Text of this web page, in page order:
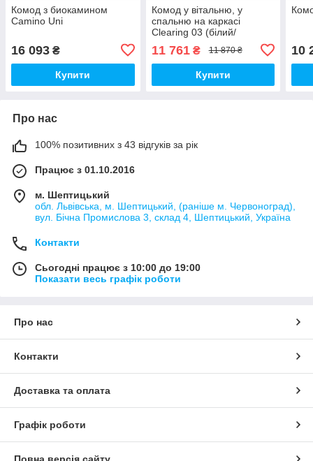
Комод з биокамином
Camino Uni
16 093 ₴
Купити
Комод у вітальню, у
спальню на каркасі
Clearing 03 (білий/
11 761₴ 11 870 ₴
Купити
10
Про нас
100% позитивних з 43 відгуків за рік
Працює з 01.10.2016
м. Шептицький
обл. Львівська, м. Шептицький, (раніше м. Червоноград),
вул. Бічна Промислова 3, склад 4, Шептицький, Україна
Контакти
Сьогодні працює з 10:00 до 19:00
Показати весь графік роботи
Про нас
Контакти
Доставка та оплата
Графік роботи